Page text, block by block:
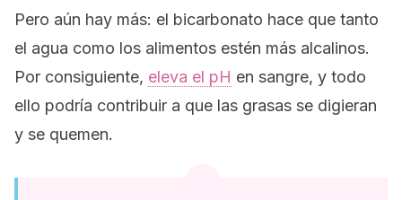
Pero aún hay más: el bicarbonato hace que tanto
el agua como los alimentos estén más alcalinos.
Por consiguiente, eleva el pH en sangre, y todo
ello podría contribuir a que las grasas se digieran
y se quemen.